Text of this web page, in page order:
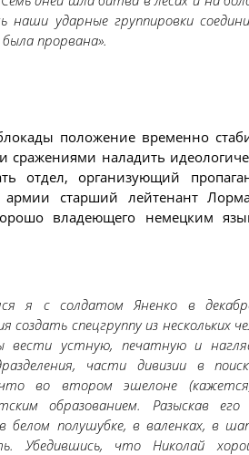
наши ударные группировки
прорвана».
положение временно
сражениями наладить
отдел, организующий
армии старший лейтенант
владеющего немецким
я с солдатом Яненко в
создать спецгруппу из нескольких
вести устную, печатную и
части дивизии в
что во втором эшелоне
образованием. Разыскав
белом полушубке, в валенках, в
Убедившись, что Николай